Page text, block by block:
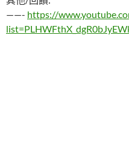
——- https://